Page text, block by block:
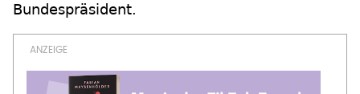
Bundespräsident.